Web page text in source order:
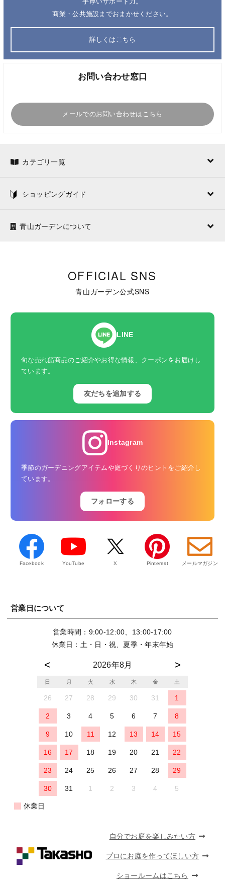
手厚いサポート力。
商業・公共施設までおまかせください。
詳しくはこちら
お問い合わせ窓口
メールでのお問い合わせはこちら
カテゴリ一覧
ショッピングガイド
青山ガーデンについて
OFFICIAL SNS
青山ガーデン公式SNS
LINE
旬な売れ筋商品のご紹介やお得な情報、クーポンをお届けし
ています。
友だちを追加する
Instagram
季節のガーデニングアイテムや庭づくりのヒントをご紹介し
ています。
フォローする
Facebook YouTube X Pinterest メールマガジン
営業日について
営業時間：9:00-12:00、13:00-17:00
休業日：土・日・祝、夏季・年末年始
2026年8月
日 月 火 水 木 金 土
26 27 28 29 30 31 1
2 3 4 5 6 7 8
9 10 11 12 13 14 15
16 17 18 19 20 21 22
23 24 25 26 27 28 29
30 31 1 2 3 4 5
休業日
自分でお庭を楽しみたい方
プロにお庭を作ってほしい方
ショールームはこちら